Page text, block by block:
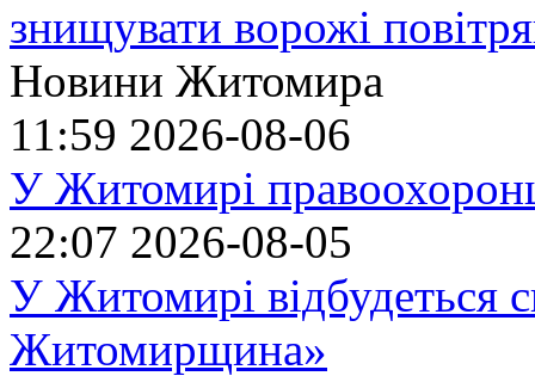
знищувати ворожі
Новини Житомира
11:59 2026-08-06
У Житомирі
22:07 2026-08-05
У Житомирі відбудеться
Житомирщина»